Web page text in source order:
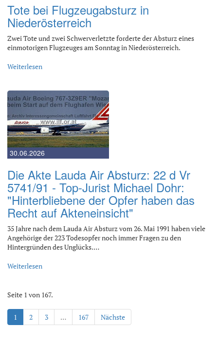
Tote bei Flugzeugabsturz in
Niederösterreich
Zwei Tote und zwei Schwerverletzte forderte der Absturz eines
einmotorigen Flugzeuges am Sonntag in Niederösterreich.
Weiterlesen
30.06.2026
Die Akte Lauda Air Absturz: 22 d Vr
5741/91 - Top-Jurist Michael Dohr:
"Hinterbliebene der Opfer haben das
Recht auf Akteneinsicht"
35 Jahre nach dem Lauda Air Absturz vom 26. Mai 1991 haben viele
Angehörige der 223 Todesopfer noch immer Fragen zu den
Hintergründen des Unglücks.…
Weiterlesen
Seite 1 von 167.
1 2 3 … 167 Nächste